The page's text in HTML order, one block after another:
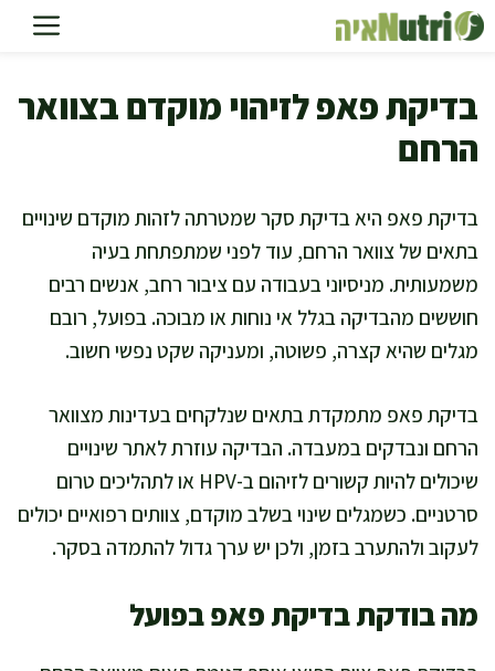
לדלג
לתוכן
בדיקת פאפ לזיהוי מוקדם בצוואר
הרחם
בדיקת פאפ היא בדיקת סקר שמטרתה לזהות מוקדם שינויים
בתאים של צוואר הרחם, עוד לפני שמתפתחת בעיה
משמעותית. מניסיוני בעבודה עם ציבור רחב, אנשים רבים
חוששים מהבדיקה בגלל אי נוחות או מבוכה. בפועל, רובם
מגלים שהיא קצרה, פשוטה, ומעניקה שקט נפשי חשוב.
בדיקת פאפ מתמקדת בתאים שנלקחים בעדינות מצוואר
הרחם ונבדקים במעבדה. הבדיקה עוזרת לאתר שינויים
שיכולים להיות קשורים לזיהום ב-HPV או לתהליכים טרום
סרטניים. כשמגלים שינוי בשלב מוקדם, צוותים רפואיים יכולים
לעקוב ולהתערב בזמן, ולכן יש ערך גדול להתמדה בסקר.
מה בודקת בדיקת פאפ בפועל